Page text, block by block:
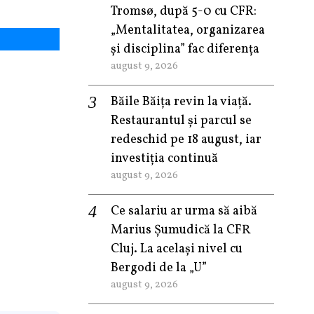
Tromsø, după 5-0 cu CFR:
„Mentalitatea, organizarea
și disciplina” fac diferența
august 9, 2026
Băile Băița revin la viață.
Restaurantul și parcul se
redeschid pe 18 august, iar
investiția continuă
august 9, 2026
Ce salariu ar urma să aibă
Marius Șumudică la CFR
Cluj. La același nivel cu
Bergodi de la „U”
august 9, 2026